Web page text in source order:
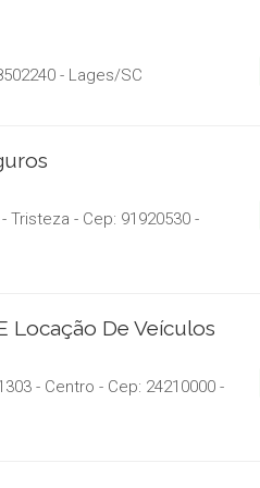
- Lages/SC
Tristeza - Cep: 91920530 -
Locação De Veículos
- Centro - Cep: 24210000 -